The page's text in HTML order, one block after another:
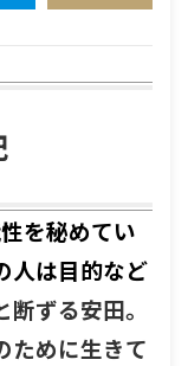
を秘めてい
人は目的など
断ずる安田。
ために生きて